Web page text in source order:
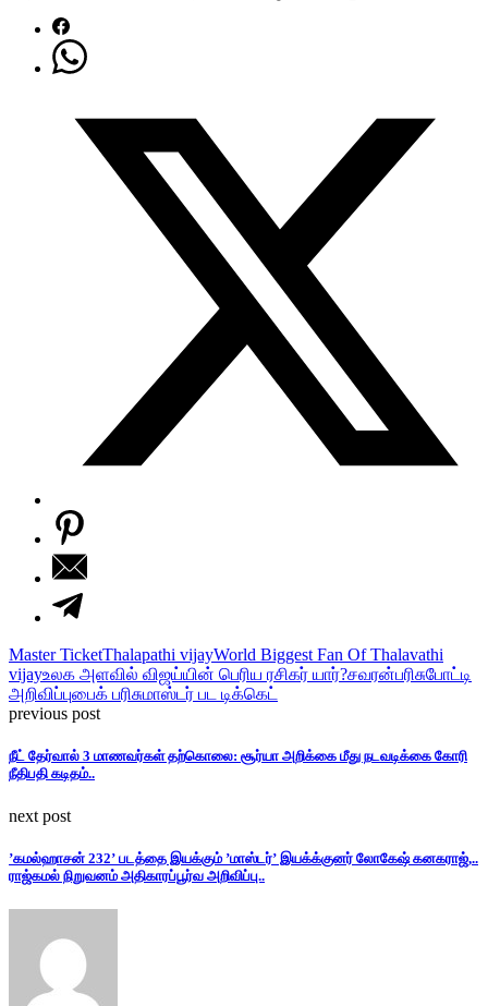
Master TicketThalapathi vijayWorld Biggest Fan Of Thalavathi
vijayஉலக அளவில் விஜய்யின் பெரிய ரசிகர் யார்?சவரன்பரிசுபோட்டி
அறிவிப்புபைக் பரிசுமாஸ்டர் பட டிக்கெட்
previous post
நீட் தேர்வால் 3 மாணவர்கள் தற்கொலை: சூர்யா அறிக்கை மீது நடவடிக்கை கோரி
நீதிபதி கடிதம்..
next post
’கமல்ஹாசன் 232’ படத்தை இயக்கும் ’மாஸ்டர்’ இயக்க்குனர் லோகேஷ் கனகராஜ்,..
ராஜ்கமல் நிறுவனம் அதிகாரப்பூர்வ அறிவிப்பு..